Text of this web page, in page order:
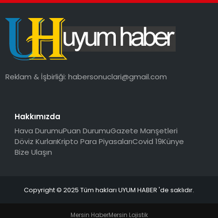
MAGAZIN
YAŞAM
Reklam & İşbirliği:habersonuclari@gmail.com
Hakkımızda
Hava DurumuPuan DurumuGazete Manşetleri
Döviz KurlarıKripto Para PiyasalarıCovid 19Künye
Bize Ulaşın
Copyright © 2025 Tüm hakları UYUM HABER 'de saklıdır.
Mersin HaberMersin Lojistik